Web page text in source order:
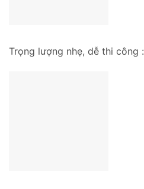
Trọng lượng nhẹ, dễ thi công :